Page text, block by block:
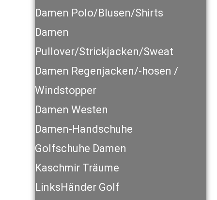
Damen Polo/Blusen/Shirts
Damen
Pullover/Strickjacken/Sweat
Damen Regenjacken/-hosen /
Windstopper
Damen Westen
Damen-Handschuhe
Golfschuhe Damen
Kaschmir Träume
LinksHänder Golf